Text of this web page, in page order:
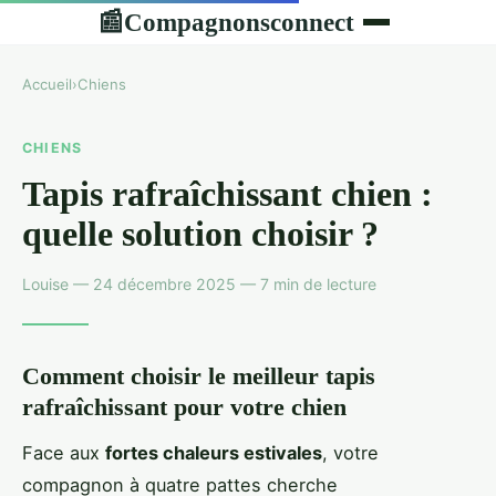
📰Compagnonsconnect
Accueil›Chiens
CHIENS
Tapis rafraîchissant chien :
quelle solution choisir ?
Louise — 24 décembre 2025 — 7 min de lecture
Comment choisir le meilleur tapis
rafraîchissant pour votre chien
Face aux fortes chaleurs estivales, votre
compagnon à quatre pattes cherche